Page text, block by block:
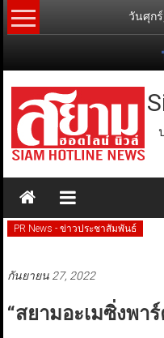
Skip
to
วันศุกร์
PR News - ข่าวประชาสัมพันธ์
กันยายน 27, 2022
“สยามอะเมซิ่งพา